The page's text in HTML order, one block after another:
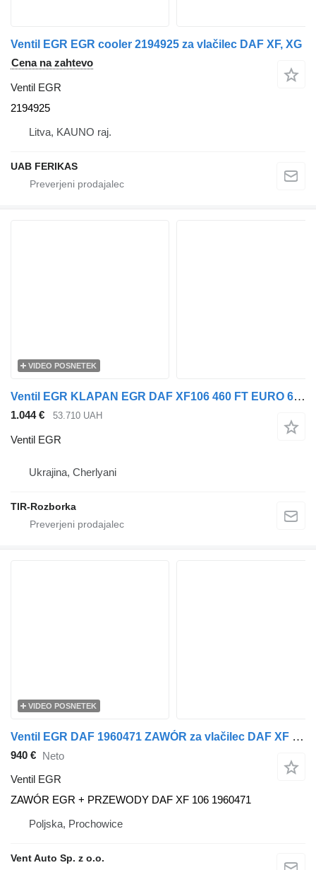
Ventil EGR EGR cooler 2194925 za vlačilec DAF XF, XG
Cena na zahtevo
Ventil EGR
2194925
Litva, KAUNO raj.
UAB FERIKAS
VIDEO POSNETEK
Ventil EGR KLAPAN EGR DAF XF106 460 FT EURO 6 za vlačilec DAF XF105
1.044 € 53.710 UAH
Ventil EGR
Ukrajina, Cherlyani
TIR-Rozborka
VIDEO POSNETEK
Ventil EGR DAF 1960471 ZAWÓR za vlačilec DAF XF 106
940 € Neto
Ventil EGR
ZAWÓR EGR + PRZEWODY DAF XF 106 1960471
Poljska, Prochowice
Vent Auto Sp. z o.o.